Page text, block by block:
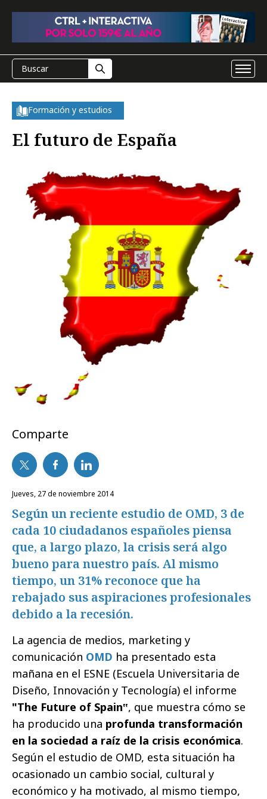
Formación y estudios
El futuro de España
Comparte
jueves, 27 de noviembre 2014
Según un reciente estudio de OMD, 3 de
cada 10 ciudadanos españoles piensa
que, a largo plazo, la crisis será algo
bueno para nuestro país. Al mismo
tiempo, un 31% reconoce que ha
rebajado sus aspiraciones profesionales
debido a la recesión.
La agencia de medios, marketing y
comunicación OMD ha presentado esta
mañana en el ESNE (Escuela Universitaria de
Diseño, Innovación y Tecnología) el informe
"The Future of Spain‟, que muestra cómo se
ha producido una profunda transformación
en la sociedad a raíz de la crisis económica.
Según el estudio de OMD, esta situación ha
ocasionado un cambio social, cultural y
económico y ha motivado, al mismo tiempo,